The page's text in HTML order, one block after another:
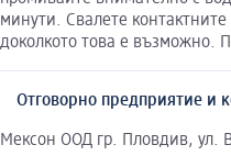
минути. Свалете
доколкото това е възможно.
Отговорно предприятие и
Мексон ООД гр. Пловдив, ул.